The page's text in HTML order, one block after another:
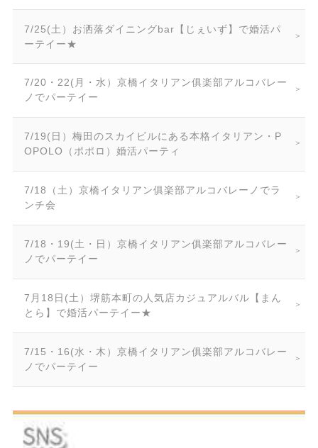
7/25(土）お洒落ダイニングbar【じぇいず】で婚活パ
ーテイー★
7/20・22(月・水）京橋イタリアン俱楽部アルコバレー
ノでパーテイー
7/19(日）梅田のスカイビルにある本格イタリアン・P
OPOLO（ポポロ）婚活パーティ
7/18（土）京橋イタリアン俱楽部アルコバレーノでラ
ンチ会
7/18・19(土・日）京橋イタリアン俱楽部アルコバレー
ノでパーテイー
7月18日(土）堺筋本町の人気店カジュアルバル【まん
とら】で婚活パーテイー★
7/15・16(水・木）京橋イタリアン俱楽部アルコバレー
ノでパーテイー